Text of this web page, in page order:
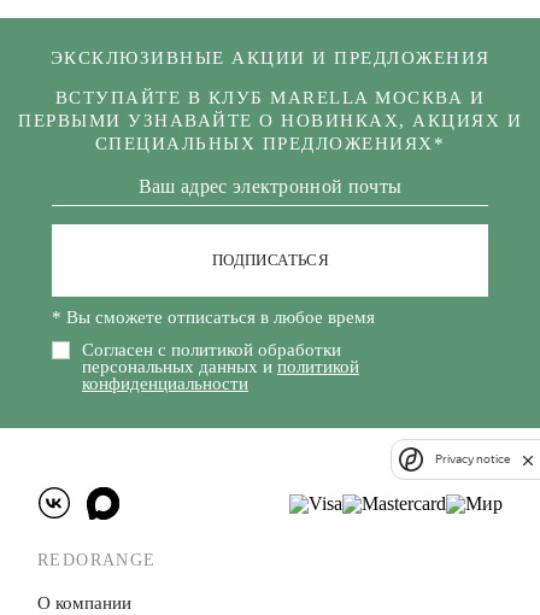
ЭКСКЛЮЗИВНЫЕ АКЦИИ И ПРЕДЛОЖЕНИЯ
ВСТУПАЙТЕ В КЛУБ MARELLA МОСКВА И
ПЕРВЫМИ УЗНАВАЙТЕ О НОВИНКАХ, АКЦИЯХ И
СПЕЦИАЛЬНЫХ ПРЕДЛОЖЕНИЯХ*
ПОДПИСАТЬСЯ
Согласен с политикой обработки
персональных данных и политикой
конфиденциальности
* Вы сможете отписаться в любое время
REDORANGE
О компании
Privacy notice